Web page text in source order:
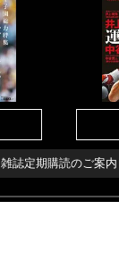
雑誌定期購読のご案内